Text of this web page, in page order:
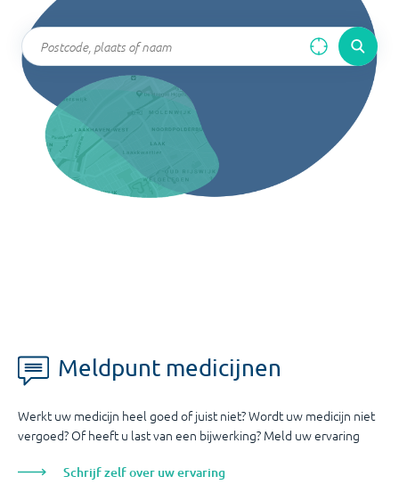
Meldpunt medicijnen
Werkt uw medicijn heel goed of juist niet? Wordt uw medicijn niet
vergoed? Of heeft u last van een bijwerking? Meld uw ervaring
Schrijf zelf over uw ervaring